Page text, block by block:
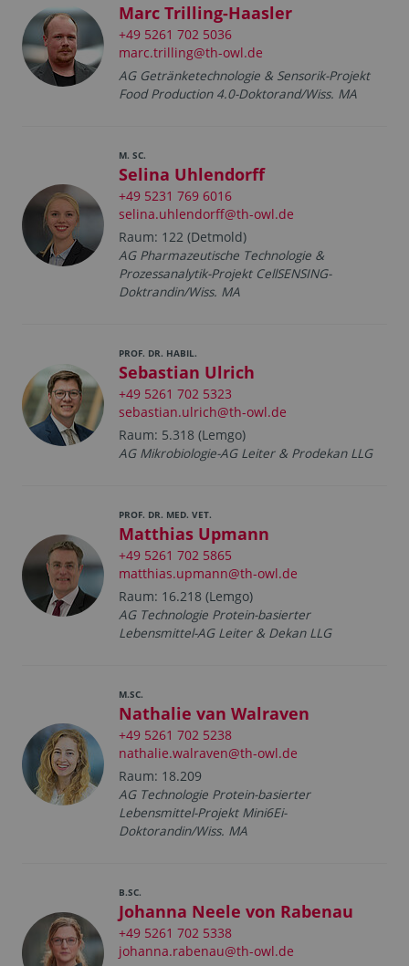
Marc Trilling-Haasler
+49 5261 702 5036
marc.trilling@th-owl.de
AG Getränketechnologie & Sensorik-Projekt
Food Production 4.0-Doktorand/Wiss. MA
M. SC.
Selina Uhlendorff
+49 5231 769 6016
selina.uhlendorff@th-owl.de
Raum: 122 (Detmold)
AG Pharmazeutische Technologie &
Prozessanalytik-Projekt CellSENSING-
Doktrandin/Wiss. MA
PROF. DR. HABIL.
Sebastian Ulrich
+49 5261 702 5323
sebastian.ulrich@th-owl.de
Raum: 5.318 (Lemgo)
AG Mikrobiologie-AG Leiter & Prodekan LLG
PROF. DR. MED. VET.
Matthias Upmann
+49 5261 702 5865
matthias.upmann@th-owl.de
Raum: 16.218 (Lemgo)
AG Technologie Protein-basierter
Lebensmittel-AG Leiter & Dekan LLG
M.SC.
Nathalie van Walraven
+49 5261 702 5238
nathalie.walraven@th-owl.de
Raum: 18.209
AG Technologie Protein-basierter
Lebensmittel-Projekt Mini6Ei-
Doktorandin/Wiss. MA
B.SC.
Johanna Neele von Rabenau
+49 5261 702 5338
johanna.rabenau@th-owl.de